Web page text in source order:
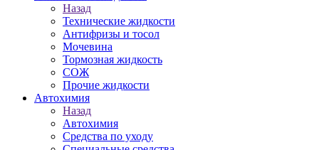
Назад
Технические жидкости
Антифризы и тосол
Мочевина
Тормозная жидкость
СОЖ
Прочие жидкости
Автохимия
Назад
Автохимия
Средства по уходу